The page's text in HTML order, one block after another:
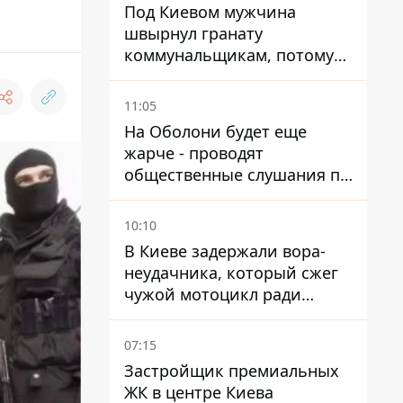
Под Киевом мужчина
швырнул гранату
коммунальщикам, потому
что не хотел платить по
квитанциям
11:05
На Оболони будет еще
жарче - проводят
общественные слушания по
поводу храма УГКЦ на
Северной
10:10
В Киеве задержали вора-
неудачника, который сжег
чужой мотоцикл ради
содержимого багажника
07:15
Застройщик премиальных
ЖК в центре Киева